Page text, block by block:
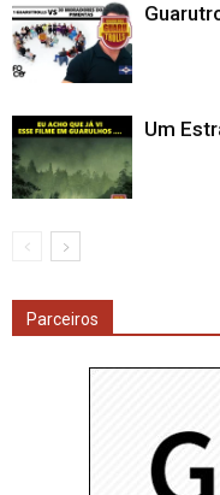
Um
Parceiros